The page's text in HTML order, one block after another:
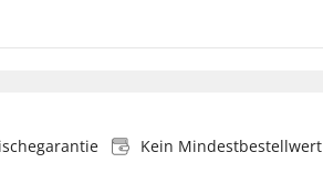
Kein Mindestbestellwert